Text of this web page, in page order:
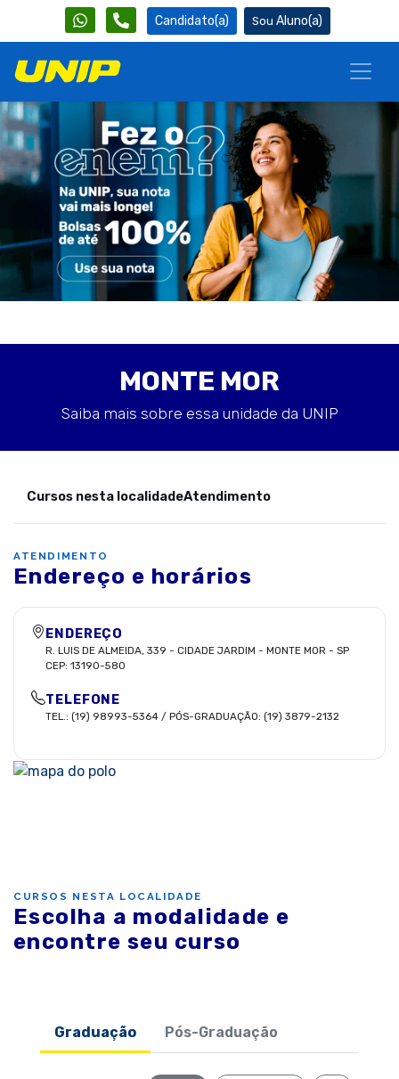
Candidato(a) Aluno(a)
MONTE MOR
Saiba mais sobre essa unidade da UNIP
Cursos nesta localidadeAtendimento
ATENDIMENTO
Endereço e horários
ENDEREÇO
R. LUIS DE ALMEIDA, 339 -CIDADE JARDIM-MONTE MOR-SP
CEP:13190-580
TELEFONE
TEL.: (19) 98993-5364 / PÓS-GRADUAÇÃO: (19) 3879-2132
CURSOS NESTA LOCALIDADE
Escolha a modalidade e
encontre seu curso
Graduação Pós-Graduação